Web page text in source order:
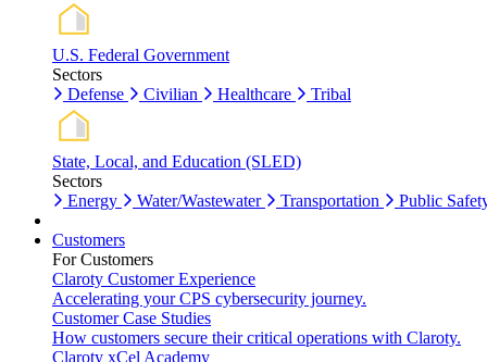
U.S. Federal Government
Sectors
Defense
Civilian Healthcare Tribal
State, Local, and Education (SLED)
Sectors
Energy
Water/Wastewater Transportation Public
Customers
For Customers
Claroty Customer Experience
Accelerating your CPS cybersecurity journey.
Customer Case Studies
How customers secure their critical operations with Claroty.
Claroty xCel Academy